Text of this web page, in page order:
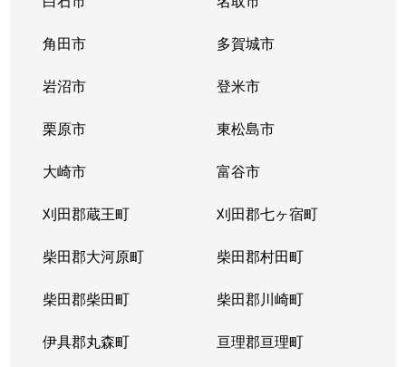
柏木
2,800万円
北四番丁
柏木
1,900万円
北四番丁
柏木
北四番丁
柏木
北四番丁
柏木
2,000万円
北四番丁
柏木
4,500万円
北四番丁
柏木
1,200万円
北四番丁
柏木
4,800万円
北四番丁
角田市 多賀城市
岩沼市 登米市
栗原市 東松島市
大崎市 富谷市
刈田郡蔵王町 刈田郡七ヶ宿町
柴田郡大河原町 柴田郡村田町
柴田郡柴田町 柴田郡川崎町
伊具郡丸森町 亘理郡亘理町